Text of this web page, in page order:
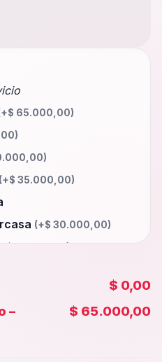
$ 65.000,00)
)
)
(+$ 35.000,00)
(+$ 30.000,00)
$ 35.000,00
– Face id
$ 0,00
–
$ 65.000,00